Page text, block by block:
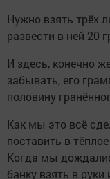
Нужно взять трёх
развести в ней 20
И здесь, конечно
забывать, его
половину
Как мы это всё
поставить в
Когда мы
банку взять в руки